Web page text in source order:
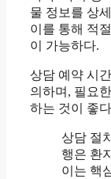
물 정보를 상
이를 통해 적
이 가능하다.
상담 예약 시
의하며, 필요
하는 것이 좋
상담 절
행은 환
이는 핵